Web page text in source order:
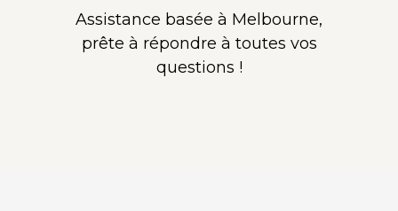
Assistance basée à Melbourne,
prête à répondre à toutes vos
questions !